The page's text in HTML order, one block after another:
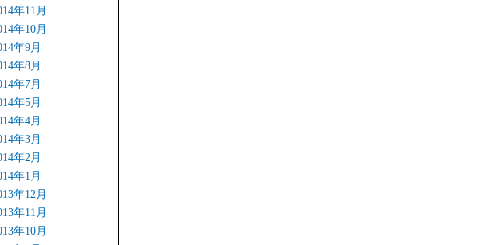
年11月
年10月
年9月
年8月
年7月
年5月
年4月
年3月
年2月
年1月
年12月
年11月
年10月